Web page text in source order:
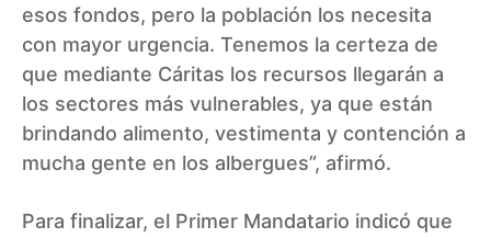
esos fondos, pero la población los necesita
con mayor urgencia. Tenemos la certeza de
que mediante Cáritas los recursos llegarán a
los sectores más vulnerables, ya que están
brindando alimento, vestimenta y contención a
mucha gente en los albergues”, afirmó.
Para finalizar, el Primer Mandatario indicó que